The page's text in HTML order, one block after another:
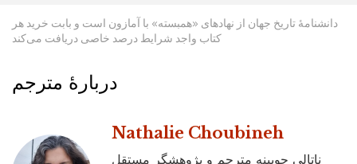
دانشنامۀ تاریخ جهان از نهادهای «همبسته» با آمازون است و بابت خرید هر
کتاب واجد شرایط درصد خاصی دریافت می‌کند
دربارۀ مترجم
Nathalie Choubineh
ناتالی چوبینه مترجم و پژوهشگر مستقل